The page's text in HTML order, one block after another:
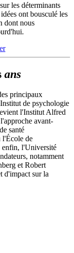
les déterminants
ont bousculé les
dont nous
ans
principaux
de psychologie
l'Institut Alfred
avant-
santé
l'École de
enfin, l'Université
notamment
et Robert
d'impact sur la